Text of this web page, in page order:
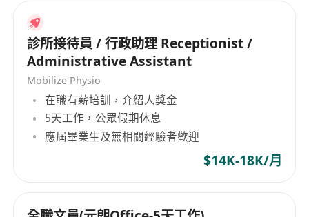
診所接待員 / 行政助理 Receptionist /
Administrative Assistant
Mobilize Physio
在職有薪培訓，介紹人獎金
5天工作，公眾假期休息
應屆畢業生及無相關經驗者歡迎
$14K-18K/月